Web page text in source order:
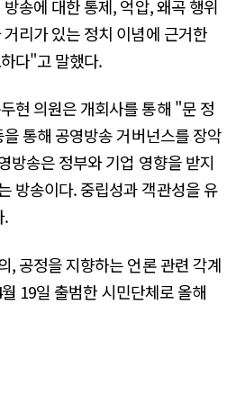
송에 대한 통제, 억압, 왜곡 행위
리가 있는 정치 이념에 근거한
다"고 말했다.
현 의원은 개회사를 통해 "문 정
통해 공영방송 거버넌스를 장악
방송은 정부와 기업 영향을 받지
방송이다. 중립성과 객관성을 유
.
, 공정을 지향하는 언론 관련 각계
19일 출범한 시민단체로 올해